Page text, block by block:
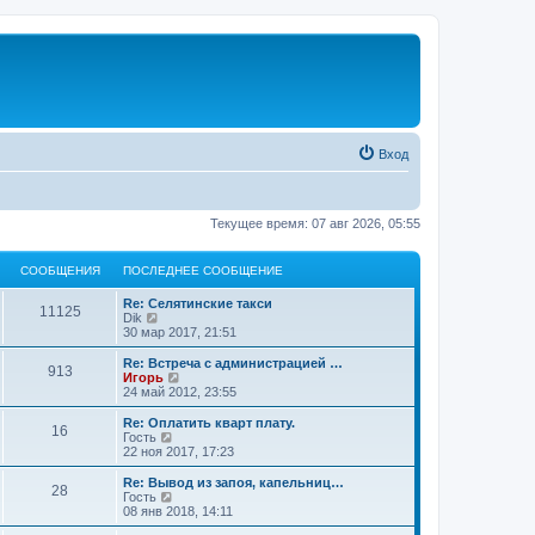
Вход
Текущее время: 07 авг 2026, 05:55
СООБЩЕНИЯ ПОСЛЕДНЕЕ СООБЩЕНИЕ
11125
Re: Селятинские такси
Dik
е
р
е
т
п
о
с
е
д
н
е
30 мар 2017, 21:51
913
Re: Встреча с администрацией …
Игорь
е
р
е
т
п
о
с
24 май 2012, 23:55
16
Re: Оплатить кварт плату.
Гость
е
р
е
т
22 ноя 2017, 17:23
28
Re: Вывод из запоя, капельниц…
Гость
е
р
08 янв 2018, 14:11